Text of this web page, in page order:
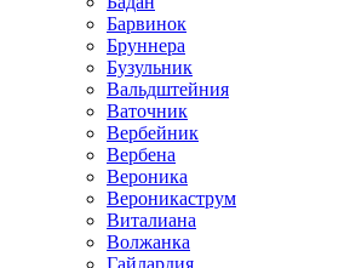
Барвинок
Бруннера
Бузульник
Вальдштейния
Ваточник
Вербейник
Вербена
Вероника
Вероникаструм
Виталиана
Волжанка
Гайлардия